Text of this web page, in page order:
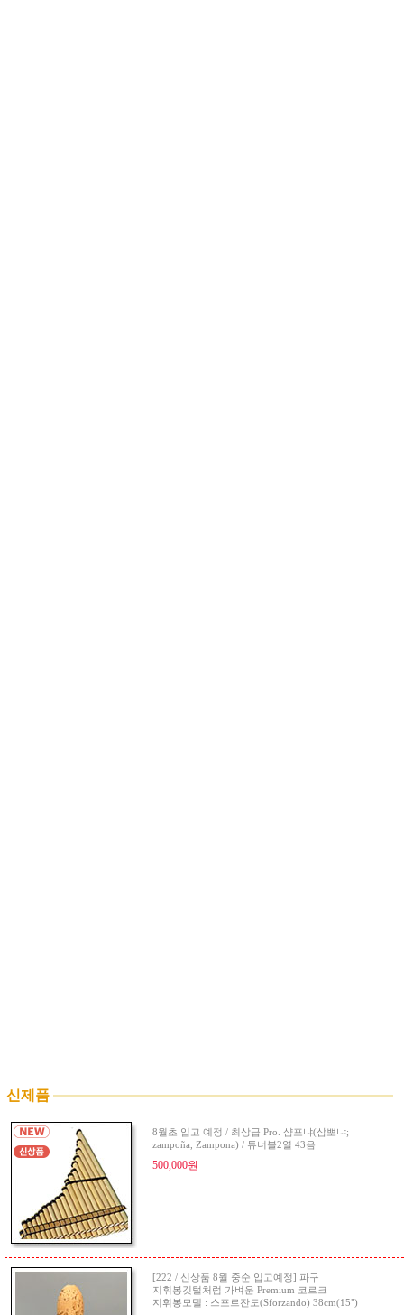
신제품
8월초 입고 예정 / 최상급 Pro. 샴포냐(삼뽀냐;
zampoña, Zampona) / 튜너블2열 43음
500,000원
[222 / 신상품 8월 중순 입고예정] 파구
지휘봉깃털처럼 가벼운 Premium 코르크
지휘봉모델 : 스포르잔도(Sforzando) 38cm(15")